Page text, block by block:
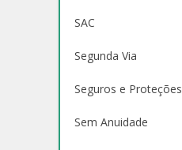
SAC
Segunda Via
Seguros e Proteções
Sem Anuidade